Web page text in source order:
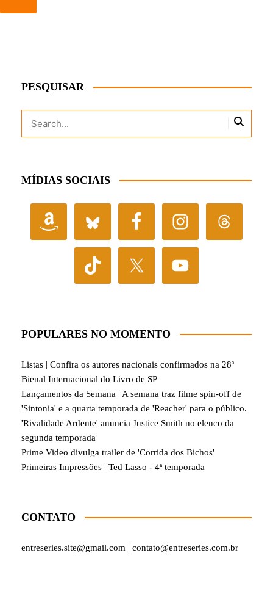
PESQUISAR
MÍDIAS SOCIAIS
POPULARES NO MOMENTO
Listas | Confira os autores nacionais confirmados na 28ª
Bienal Internacional do Livro de SP
Lançamentos da Semana | A semana traz filme spin-off de
'Sintonia' e a quarta temporada de 'Reacher' para o público.
'Rivalidade Ardente' anuncia Justice Smith no elenco da
segunda temporada
Prime Video divulga trailer de 'Corrida dos Bichos'
Primeiras Impressões | Ted Lasso - 4ª temporada
CONTATO
entreseries.site@gmail.com | contato@entreseries.com.br